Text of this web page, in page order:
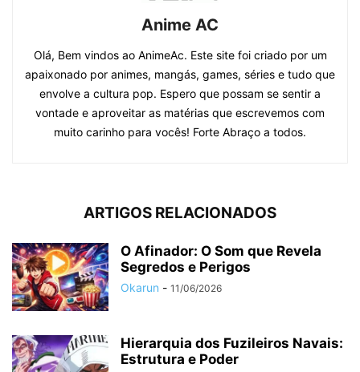
Anime AC
Olá, Bem vindos ao AnimeAc. Este site foi criado por um
apaixonado por animes, mangás, games, séries e tudo que
envolve a cultura pop. Espero que possam se sentir a
vontade e aproveitar as matérias que escrevemos com
muito carinho para vocês! Forte Abraço a todos.
ARTIGOS RELACIONADOS
O Afinador: O Som que Revela
Segredos e Perigos
Okarun - 11/06/2026
Hierarquia dos Fuzileiros Navais:
Estrutura e Poder